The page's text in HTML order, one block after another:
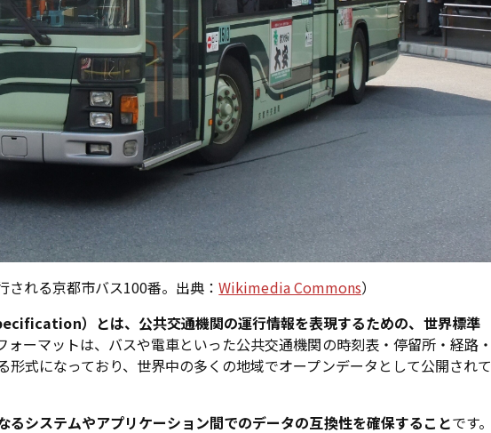
される京都市バス100番。出典：Wikimedia Commons）
）とは、公共交通機関の運行情報を表現するための、世界標準
ォーマットは、バスや電車といった公共交通機関の時刻表・停留所・経路・
式になっており、世界中の多くの地域でオープンデータとして公開されて
るシステムやアプリケーション間でのデータの互換性を確保することです。